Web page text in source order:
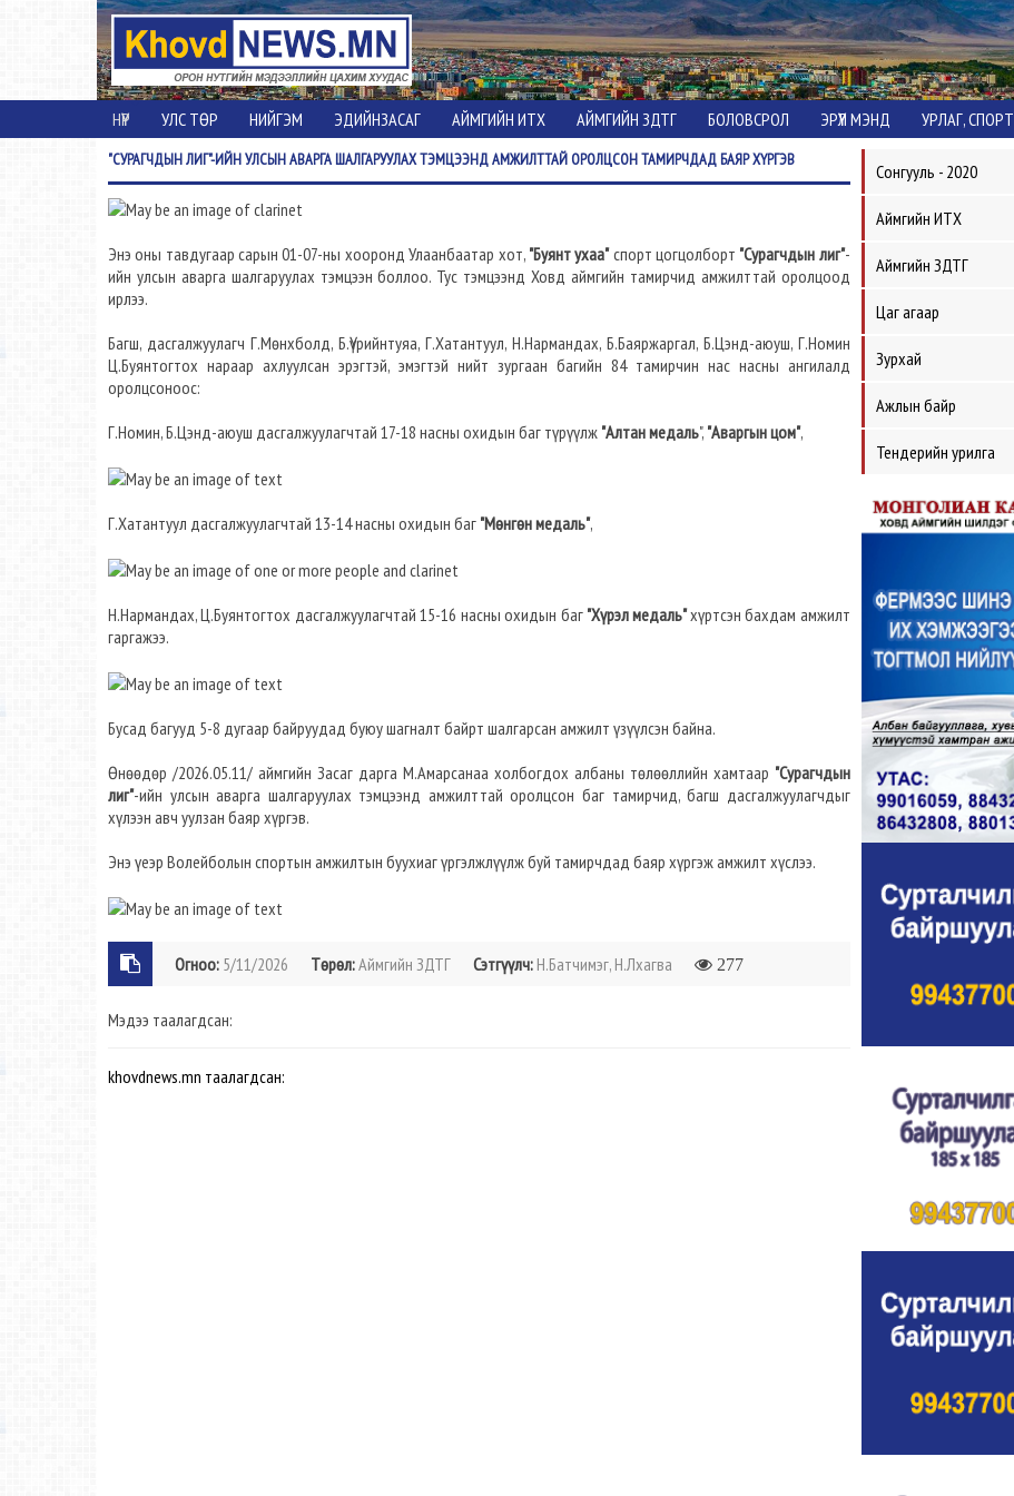
НҮҮР УЛС ТӨР НИЙГЭМ ЭДИЙНЗАСАГ АЙМГИЙН ИТХ АЙМГИЙН ЗДТГ БОЛОВСРОЛ ЭРҮҮЛ МЭНД УРЛАГ, СПОРТ
"СУРАГЧДЫНЛИГ"-ИЙН УЛСЫН АВАРГА ШАЛГАРУУЛАХ ТЭМЦЭЭНД АМЖИЛТТАЙ ОРОЛЦСОН ТАМИРЧДАД БАЯР ХҮРГЭВ
Энэ оны тавдугаар сарын 01-07-ны хооронд Улаанбаатар хот, "Буянт ухаа"спорт цогцолборт "Сурагчдын лиг"-
ийн улсын аварга шалгаруулах тэмцээн боллоо. Тус тэмцээнд Ховд аймгийн тамирчид амжилттай оролцоод
ирлээ.
Багш, дасгалжуулагч Г.Мөнхболд, Б.Үүрийнтуяа, Г.Хатантуул, Н.Нармандах, Б.Баяржаргал, Б.Цэнд-аюуш, Г.Номин
Ц.Буянтогтох нараар ахлуулсан эрэгтэй, эмэгтэй нийт зургаан багийн 84 тамирчин нас насны ангилалд
оролцсоноос:
Г.Номин, Б.Цэнд-аюуш дасгалжуулагчтай 17-18 насны охидын баг түрүүлж "Алтан медаль", "Аваргын цом",
Г.Хатантуул дасгалжуулагчтай 13-14 насны охидын баг "Мөнгөн медаль",
Н.Нармандах, Ц.Буянтогтох дасгалжуулагчтай 15-16 насны охидын баг "Хүрэл медаль"хүртсэн бахдам амжилт
гаргажээ.
Бусад багууд 5-8 дугаар байруудад буюу шагналт байрт шалгарсан амжилт үзүүлсэн байна.
Өнөөдөр /2026.05.11/ аймгийн Засаг дарга М.Амарсанаа холбогдох албаны төлөөллийн хамтаар "Сурагчдын
лиг"-ийн улсын аварга шалгаруулах тэмцээнд амжилттай оролцсон баг тамирчид, багш дасгалжуулагчдыг
хүлээн авч уулзан баяр хүргэв.
Энэ үеэр Волейболын спортын амжилтын буухиаг үргэлжлүүлж буй тамирчдад баяр хүргэж амжилт хүслээ.
Огноо: 5/11/2026 Төрөл:Аймгийн ЗДТГ Сэтгүүлч: Н.Батчимэг, Н.Лхагва 277
Мэдээ таалагдсан:
khovdnews.mn таалагдсан:
Сонгууль - 2020
Аймгийн ИТХ
Аймгийн ЗДТГ
Цаг агаар
Зурхай
Ажлын байр
Тендерийн урилга